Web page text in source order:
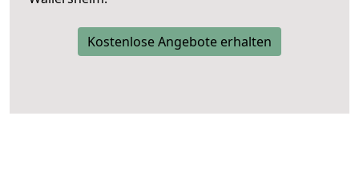
Kostenlose Angebote erhalten